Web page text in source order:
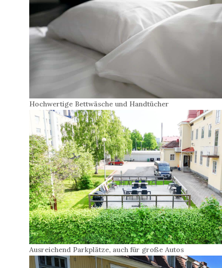
Hochwertige Bettwäsche und Handtücher
Ausreichend Parkplätze, auch für große Autos